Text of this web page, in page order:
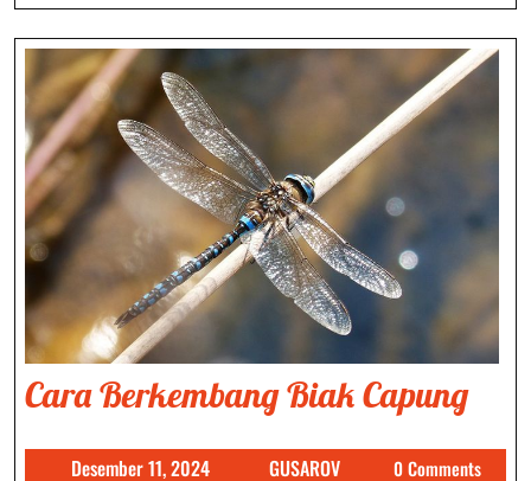
Cara Berkembang Biak Capung
Desember 11, 2024DesemberGUSAROVGUSAROV0 Comments